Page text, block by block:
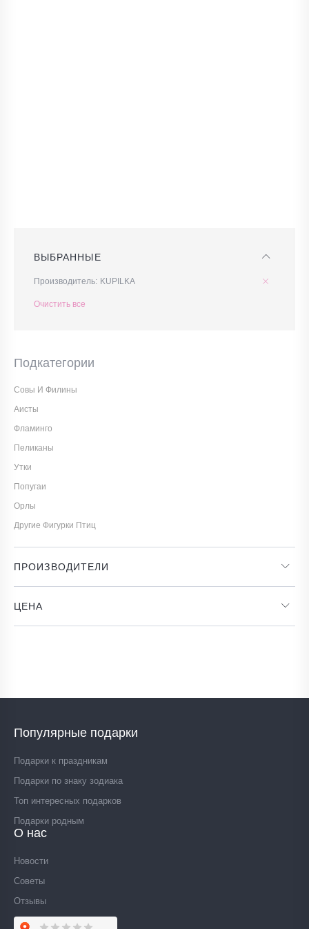
ВЫБРАННЫЕ
Производитель KUPILKA
Очистить все
Подкатегории
Совы И Филины
Аисты
Фламинго
Пеликаны
Утки
Попугаи
Орлы
Другие Фигурки Птиц
ПРОИЗВОДИТЕЛИ
ЦЕНА
Популярные подарки
Подарки к праздникам
Подарки по знаку зодиака
Топ интересных подарков
Подарки родным
О нас
Новости
Советы
Отзывы